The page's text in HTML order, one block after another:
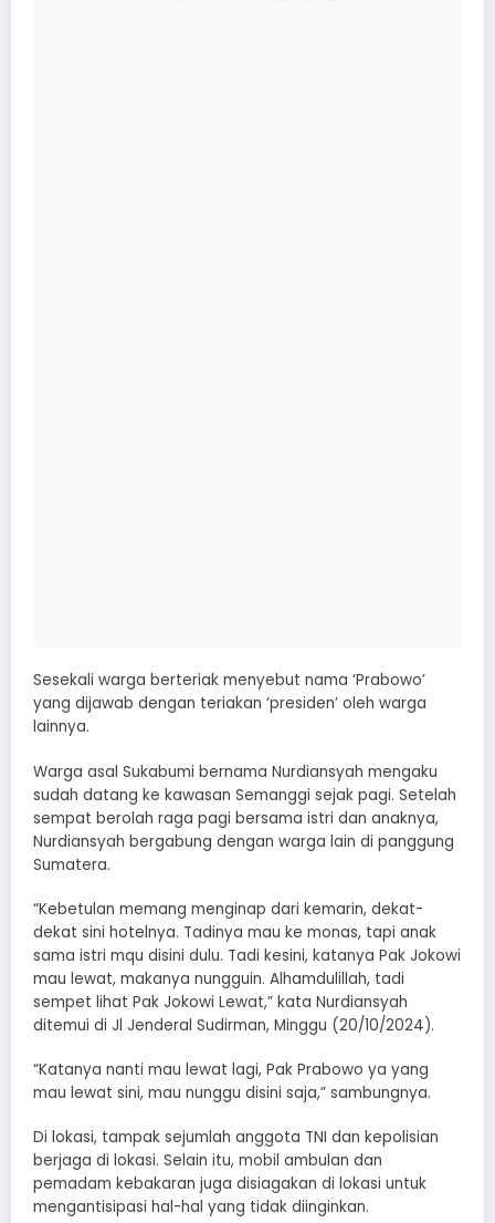
Sesekali warga berteriak menyebut nama ‘Prabowo’
yang dijawab dengan teriakan ‘presiden’ oleh warga
lainnya.
Warga asal Sukabumi bernama Nurdiansyah mengaku
sudah datang ke kawasan Semanggi sejak pagi. Setelah
sempat berolah raga pagi bersama istri dan anaknya,
Nurdiansyah bergabung dengan warga lain di panggung
Sumatera.
“Kebetulan memang menginap dari kemarin, dekat-
dekat sini hotelnya. Tadinya mau ke monas, tapi anak
sama istri mqu disini dulu. Tadi kesini, katanya Pak Jokowi
mau lewat, makanya nungguin. Alhamdulillah, tadi
sempet lihat Pak Jokowi Lewat,” kata Nurdiansyah
ditemui di Jl Jenderal Sudirman, Minggu (20/10/2024).
“Katanya nanti mau lewat lagi, Pak Prabowo ya yang
mau lewat sini, mau nunggu disini saja,” sambungnya.
Di lokasi, tampak sejumlah anggota TNI dan kepolisian
berjaga di lokasi. Selain itu, mobil ambulan dan
pemadam kebakaran juga disiagakan di lokasi untuk
mengantisipasi hal-hal yang tidak diinginkan.